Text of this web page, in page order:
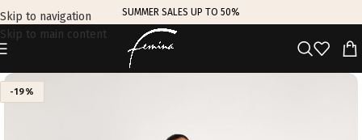
Skip to navigation
Skip to main content
SUMMER SALES UP TO 50%
-19%